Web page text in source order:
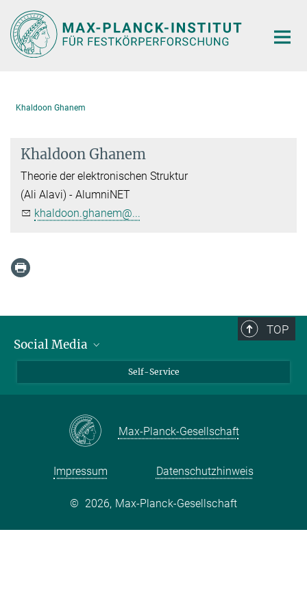
Hauptinhalt
Khaldoon Ghanem
Khaldoon Ghanem
Theorie der elektronischen Struktur
(Ali Alavi) - AlumniNET
khaldoon.ghanem@...
TOP
Social Media
Facebook
Self-Service
Max-Planck-Gesellschaft
Impressum Datenschutzhinweis
© 2026, Max-Planck-Gesellschaft